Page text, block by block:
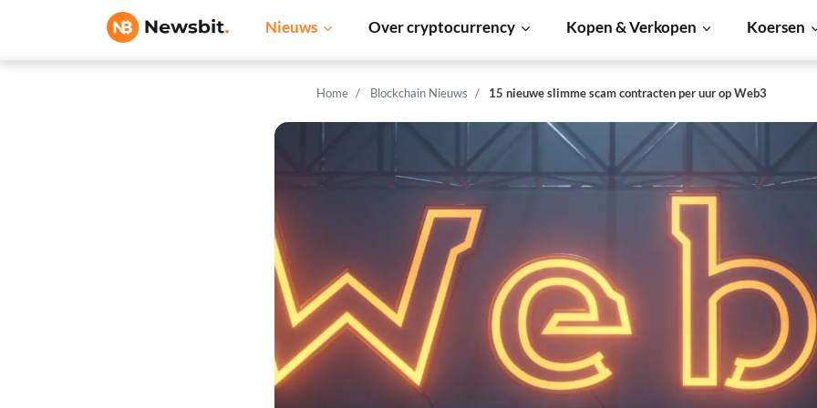
Nieuws Over cryptocurrency Kopen & Verkopen Koersen
Home Blockchain Nieuws 15 nieuwe slimme scam contracten per uur op Web3